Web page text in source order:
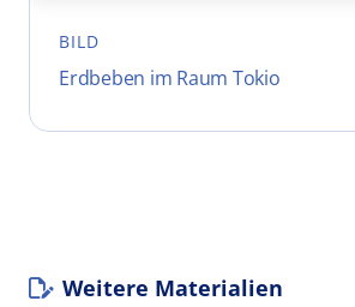
BILD
Erdbeben im Raum Tokio
Weitere Materialien